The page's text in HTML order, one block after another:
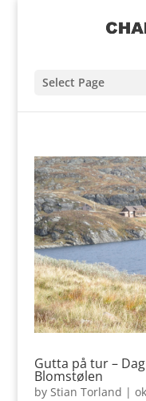
Select Page
Gutta på tur –
Blomstølen
by Stian Torland |